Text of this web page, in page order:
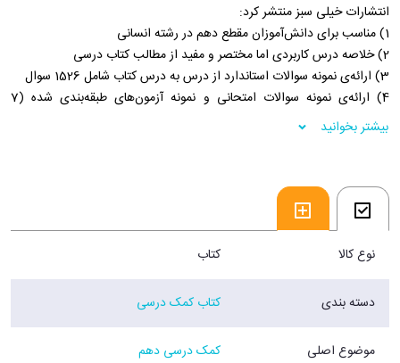
انتشارات خیلی سبز منتشر کرد:
1) مناسب برای دانش‌آموزان مقطع دهم در رشته انسانی
2) خلاصه درس کاربردی اما مختصر و مفید از مطالب کتاب درسی
3) ارائه‌ی نمونه سوالات استاندارد از درس به درس کتاب شامل 1526 سوال
4) ارائه‌ی نمونه سوالات امتحانی و نمونه آزمون‌های طبقه‌بندی شده (7
آزمون)
5) همراه با پاسخ‌های کاملا تشریحی
7) ویژه دستیابی به نمره 20 در امتحانات مدارس
8) متناسب با سطح آزمون های سراسری کشوری
فروشگاه اینترنتی 30بوک
بیشتر بخوانید
نوع کالا کتاب
دسته بندی کتاب کمک درسی
موضوع اصلی کمک درسی دهم